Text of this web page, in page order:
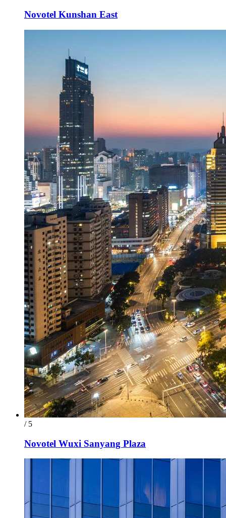
Novotel Kunshan East
/ 5
Novotel Wuxi Sanyang Plaza